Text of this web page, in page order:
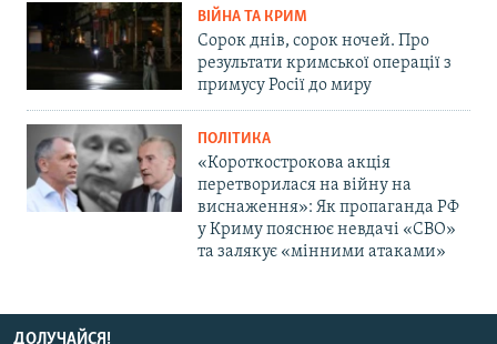
ВІЙНА ТА КРИМ
Сорок днів, сорок ночей. Про
результати кримської операції з
примусу Росії до миру
ПОЛІТИКА
«Короткострокова акція
перетворилася на війну на
виснаження»: Як пропаганда РФ
у Криму пояснює невдачі «СВО»
та залякує «мінними атаками»
ДОЛУЧАЙСЯ!